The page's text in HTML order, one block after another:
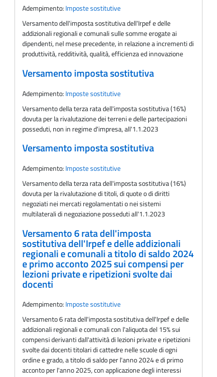
Adempimento: Imposte sostitutive
Versamento dell'imposta sostitutiva dell'Irpef e delle
addizionali regionali e comunali sulle somme erogate ai
dipendenti, nel mese precedente, in relazione a incrementi di
produttività, redditività, qualità, efficienza ed innovazione
Versamento imposta sostitutiva
Adempimento: Imposte sostitutive
Versamento della terza rata dell'imposta sostitutiva (16%)
dovuta per la rivalutazione dei terreni e delle partecipazioni
posseduti, non in regime d'impresa, all'1.1.2023
Versamento imposta sostitutiva
Adempimento: Imposte sostitutive
Versamento della terza rata dell'imposta sostitutiva (16%)
dovuta per la rivalutazione di titoli, di quote o di diritti
negoziati nei mercati regolamentati o nei sistemi
multilaterali di negoziazione posseduti all'1.1.2023
Versamento 6 rata dell'imposta
sostitutiva dell'Irpef e delle addizionali
regionali e comunali a titolo di saldo 2024
e primo acconto 2025 sui compensi per
lezioni private e ripetizioni svolte dai
docenti
Adempimento: Imposte sostitutive
Versamento 6 rata dell'imposta sostitutiva dell'Irpef e delle
addizionali regionali e comunali con l'aliquota del 15% sui
compensi derivanti dall'attività di lezioni private e ripetizioni
svolte dai docenti titolari di cattedre nelle scuole di ogni
ordine e grado, a titolo di saldo per l'anno 2024 e di primo
acconto per l'anno 2025, con applicazione degli interessi